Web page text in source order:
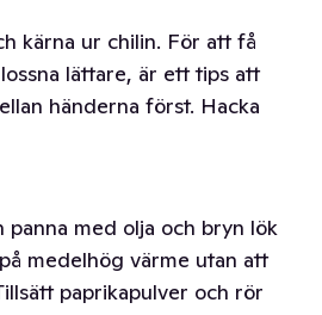
kärna ur chilin. För att få
lättare, är ett tips att
händerna först. Hacka
panna med olja och bryn lök
medelhög värme utan att
paprikapulver och rör